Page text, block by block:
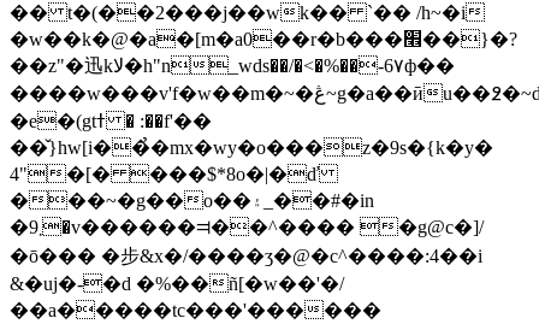
�� t�(��2���j��wk�� `�� /h~�i
�w��k�@�a�[m�a0��r�b���׮��}�?
��z"�迅kﻻ�h"n_wds��/�<�%��-6۷ф��
����w���v'f�w��m�~�ڠ~g�a��ӣu��߶�~d���wu�a�i$}
�e�(gtߙ � :��f'��
��̌}hw[i��̉�mx�wy�o���z�9s�{k�y�
4"�[� ���$*8o�|�ď
���~�g��o��۽_��#�in
�܂9�v������⫤��^���� �g@c�]/
�ō��� �步&x�/����ӡ�@�c^����:4��i
&�uj�-�d �%��ñ[�w��'�/
��a�����tc���'������